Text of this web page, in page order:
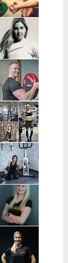
Tanja Juntunen |
Päijät-Häme ja
Pääkaupunkiseutu
Routa
Training |
Helsinki ja
Espoo
Jani Lehtilä |
Turku ja etä
Christin
Moritz |
Helsinki,
Espoo ja
Vantaa
Jenni Harala |
Keski-Uusimaa ja
Pääkaupunkiseutu
Sanni
Nevalainen |
Ylöjärvi